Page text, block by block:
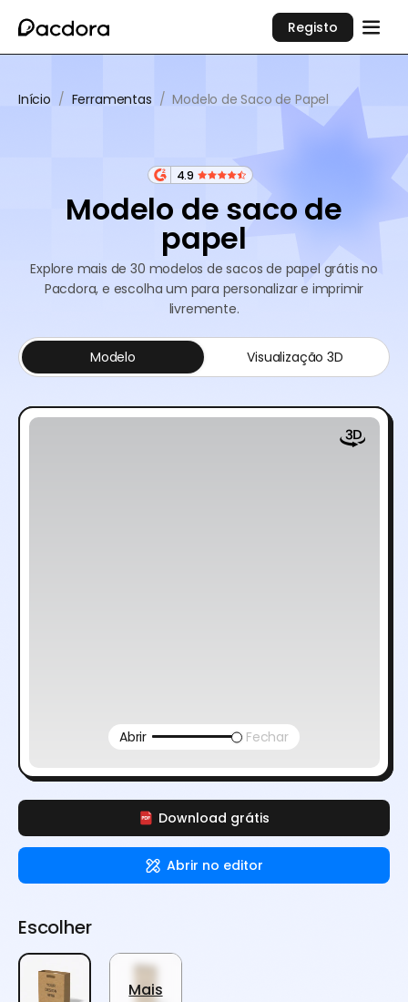
Registo
Início / Ferramentas / Modelo de Saco de Papel
4.9
Modelo de saco de
papel
Explore mais de 30 modelos de sacos de papel grátis no
Pacdora, e escolha um para personalizar e imprimir
livremente.
Download grátis
Abrir no editor
Modelo Visualização 3D
Abrir Fechar
Escolher
Mais